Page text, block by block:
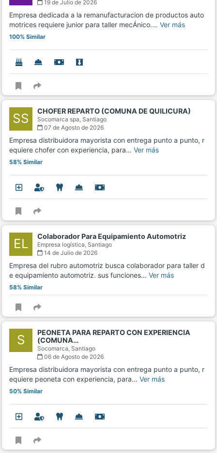
19 de Julio de 2026
Empresa dedicada a la remanufacturacion de productos auto
motrices requiere junior para taller mecÁnico.… Ver más
100% Similar
SS CHOFER REPARTO (COMUNA DE QUILICURA)
Socomarca spa, Santiago
07 de Agosto de 2026
Empresa distribuidora mayorista con entrega punto a punto, r
equiere chofer con experiencia, para… Ver más
58% Similar
EL Colaborador Para Equipamiento Automotriz
Empresa logística, Santiago
14 de Julio de 2026
Empresa del rubro automotriz busca colaborador para taller d
e equipamiento automotriz. sus funciones… Ver más
58% Similar
S
PEONETA PARA REPARTO CON EXPERIENCIA
(COMUNA…
Socomarca, Santiago
06 de Agosto de 2026
Empresa distribuidora mayorista con entrega punto a punto, r
equiere peoneta con experiencia, para… Ver más
50% Similar